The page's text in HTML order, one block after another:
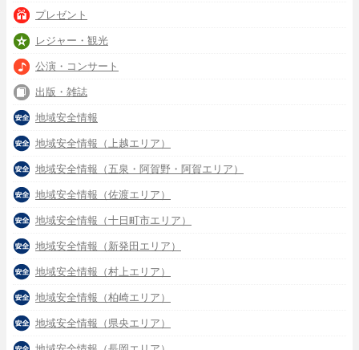
プレゼント
レジャー・観光
公演・コンサート
出版・雑誌
地域安全情報
地域安全情報（上越エリア）
地域安全情報（五泉・阿賀野・阿賀エリア）
地域安全情報（佐渡エリア）
地域安全情報（十日町市エリア）
地域安全情報（新発田エリア）
地域安全情報（村上エリア）
地域安全情報（柏崎エリア）
地域安全情報（県央エリア）